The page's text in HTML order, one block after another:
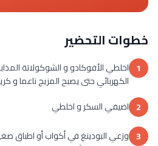
خطوات التحضير
1 اخلطي الأفوكادو و الشوكولاتة
الكهربائي حتى يصبح المزيج ناعما و
2 اضيفي السكر و اخلطي
3 وزعي البودينغ في أكواب أو اطباق